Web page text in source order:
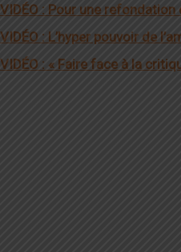
VIDÉO : Pour une refondation
VIDÉO : L’hyper pouvoir de
VIDÉO : « Faire face à la